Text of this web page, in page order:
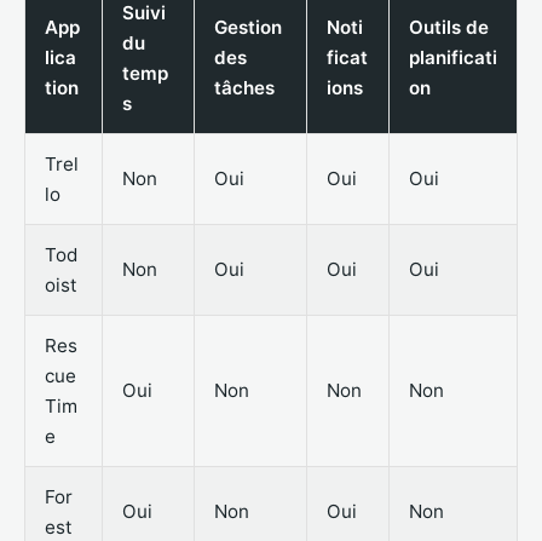
App
lica
tion
Suivi
du
temp
s
Gestion
des
tâches
Noti
ficat
ions
Outils de
planificati
on
Trel
lo
Non Oui Oui Oui
Tod
oist
Non Oui Oui Oui
Res
cue
Tim
e
Oui Non Non Non
For
est
Oui Non Oui Non